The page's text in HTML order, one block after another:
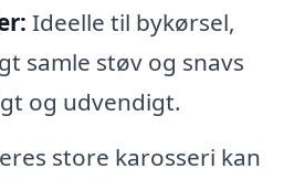
Ideelle til bykørsel,
samle støv og snavs
og udvendigt.
store karosseri kan